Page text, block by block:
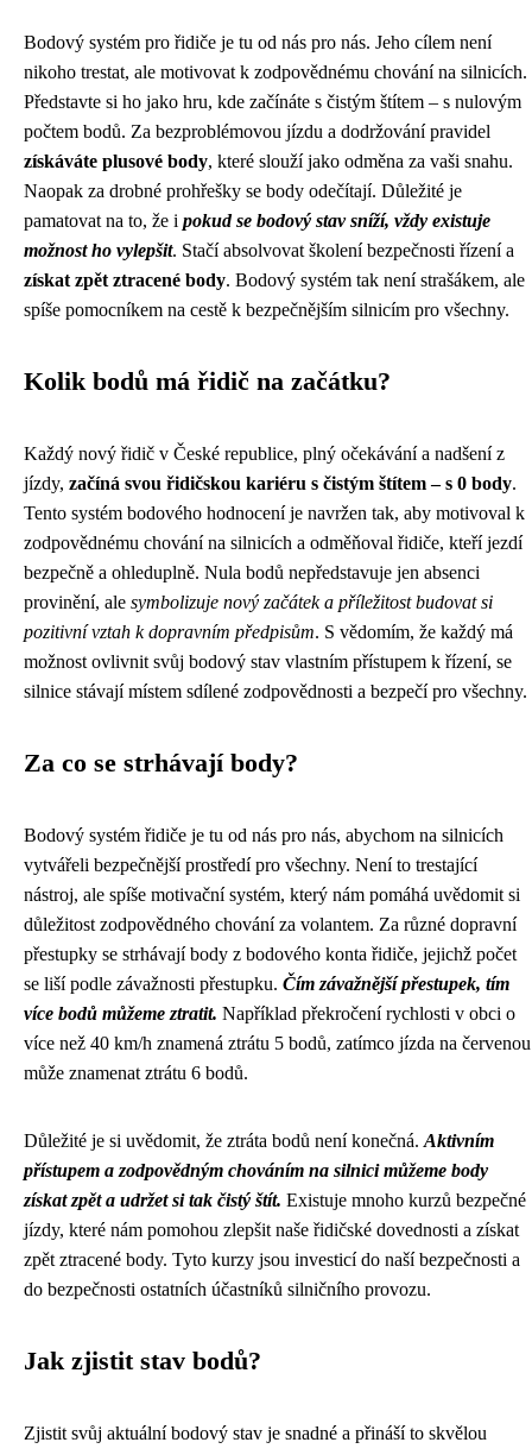
Bodový systém pro řidiče je tu od nás pro nás. Jeho cílem není
nikoho trestat, ale motivovat k zodpovědnému chování na silnicích.
Představte si ho jako hru, kde začínáte s čistým štítem – s nulovým
počtem bodů. Za bezproblémovou jízdu a dodržování pravidel
získáváte plusové body, které slouží jako odměna za vaši snahu.
Naopak za drobné prohřešky se body odečítají. Důležité je
pamatovat na to, že i pokud se bodový stav sníží, vždy existuje
možnost ho vylepšit. Stačí absolvovat školení bezpečnosti řízení a
získat zpět ztracené body. Bodový systém tak není strašákem, ale
spíše pomocníkem na cestě k bezpečnějším silnicím pro všechny.
Kolik bodů má řidič na začátku?
Každý nový řidič v České republice, plný očekávání a nadšení z
jízdy, začíná svou řidičskou kariéru s čistým štítem – s 0 body.
Tento systém bodového hodnocení je navržen tak, aby motivoval k
zodpovědnému chování na silnicích a odměňoval řidiče, kteří jezdí
bezpečně a ohleduplně. Nula bodů nepředstavuje jen absenci
provinění, ale symbolizuje nový začátek a příležitost budovat si
pozitivní vztah k dopravním předpisům. S vědomím, že každý má
možnost ovlivnit svůj bodový stav vlastním přístupem k řízení, se
silnice stávají místem sdílené zodpovědnosti a bezpečí pro všechny.
Za co se strhávají body?
Bodový systém řidiče je tu od nás pro nás, abychom na silnicích
vytvářeli bezpečnější prostředí pro všechny. Není to trestající
nástroj, ale spíše motivační systém, který nám pomáhá uvědomit si
důležitost zodpovědného chování za volantem. Za různé dopravní
přestupky se strhávají body z bodového konta řidiče, jejichž počet
se liší podle závažnosti přestupku. Čím závažnější přestupek, tím
více bodů můžeme ztratit. Například překročení rychlosti v obci o
více než 40 km/h znamená ztrátu 5 bodů, zatímco jízda na červenou
může znamenat ztrátu 6 bodů.
Důležité je si uvědomit, že ztráta bodů není konečná. Aktivním
přístupem a zodpovědným chováním na silnici můžeme body
získat zpět a udržet si tak čistý štít. Existuje mnoho kurzů bezpečné
jízdy, které nám pomohou zlepšit naše řidičské dovednosti a získat
zpět ztracené body. Tyto kurzy jsou investicí do naší bezpečnosti a
do bezpečnosti ostatních účastníků silničního provozu.
Jak zjistit stav bodů?
Zjistit svůj aktuální bodový stav je snadné a přináší to skvělou